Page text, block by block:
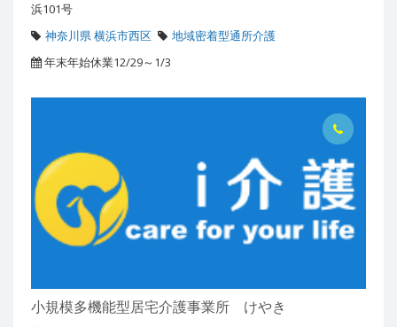
浜101号
神奈川県 横浜市西区
地域密着型通所介護
年末年始休業12/29～1/3
小規模多機能型居宅介護事業所 けやき